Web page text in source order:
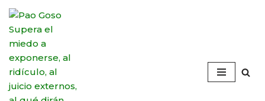
Saltar
al
contenido